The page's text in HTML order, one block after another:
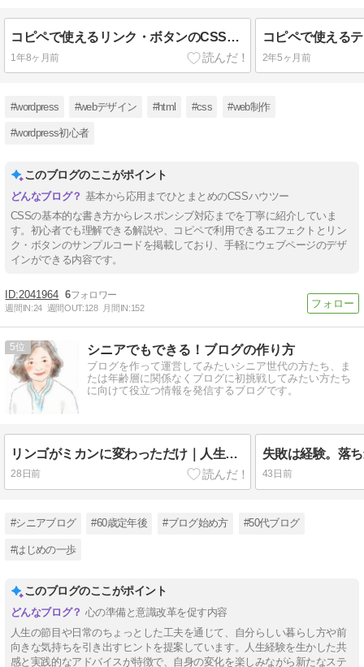
コピペで使えるリンク・ボタンのCSS＆サンプルコード10選～問い合わせや資料請求ボタンにも
1年8ヶ月前 2年5ヶ月前
#wordpress #webデザイン #html #css #web制作
#wordpress初心者
このブログのここがポイント
基本から応用までひとまとめのCSSハウツー
CSSの基本的な書き方からレスポンシブ対応までを丁寧に紹介していま
す。初心者でも理解できる解説や、コピペで利用できるエフェクトとリン
ク・ボタンのサンプルコードを掲載しており、手軽にウェブページのデザ
インができる内容です。
2041964 6
週間IN:24 週間OUT:128 月間IN:152
5 シニアでもできる！ブログの作り方
ブログを作って運営してみたいシニア世代の方たち、ま
たは年齢層に関係なくブログに初挑戦してみたい方たち
に向けて役立つ情報を発信するブログです。
リンゴがミカンに変わっただけ｜人生は、同じテーマを形を変えて運んでくる
28日前 43日前
#シニアブログ #60歳定年後 #ブログ始め方 #50代ブログ
#はじめの一歩
このブログのここがポイント
心の準備と意識改革を促す内容
人生の節目や日常のちょっとした工夫を通じて、自分らしい暮らし方や前
向きな気持ちを引き出すヒントを提案しています。人生経験を生かした共
感と実践的なアドバイスが特徴で、自身の変化を楽しみながら新たなステ